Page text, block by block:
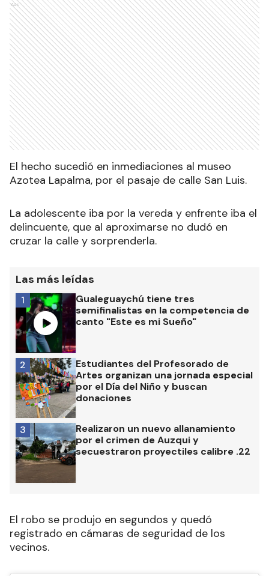
Ads
El hecho sucedió en inmediaciones al museo
Azotea Lapalma, por el pasaje de calle San Luis.
La adolescente iba por la vereda y enfrente iba el
delincuente, que al aproximarse no dudó en
cruzar la calle y sorprenderla.
Las más leídas
Gualeguaychú tiene tres
semifinalistas en la competencia de
canto "Este es mi Sueño"
1
Estudiantes del Profesorado de
Artes organizan una jornada especial
por el Día del Niño y buscan
donaciones
2
Realizaron un nuevo allanamiento
por el crimen de Auzqui y
secuestraron proyectiles calibre .22
3
El robo se produjo en segundos y quedó
registrado en cámaras de seguridad de los
vecinos.